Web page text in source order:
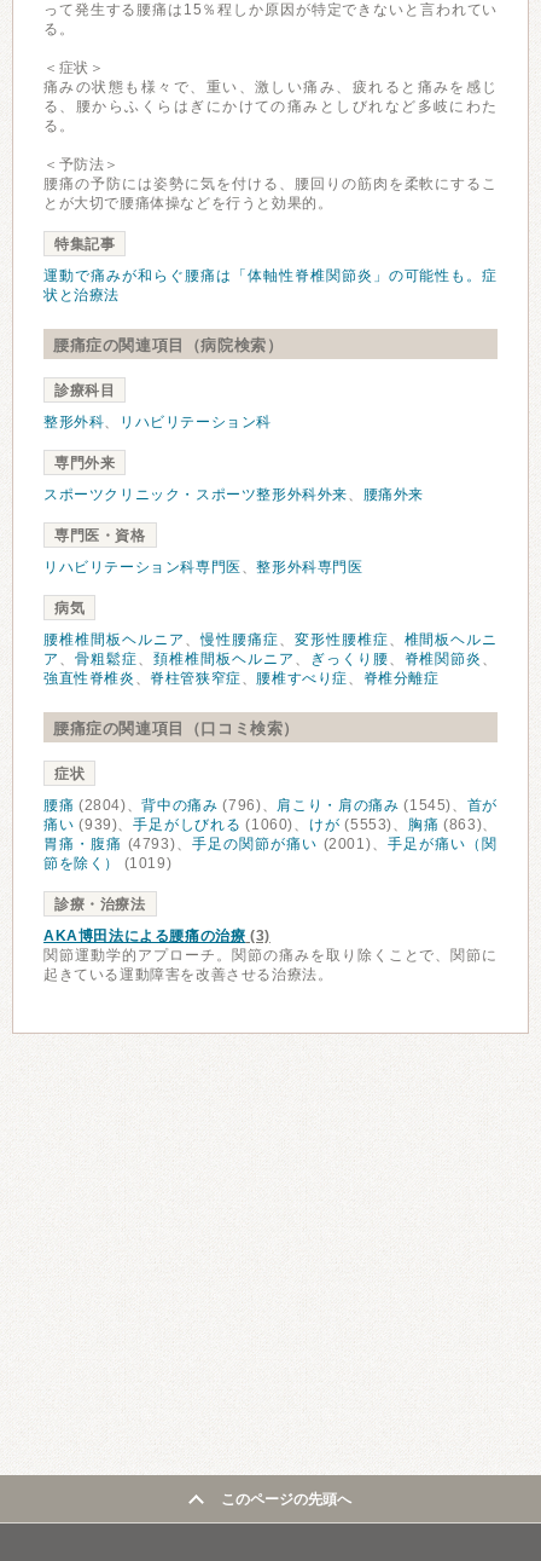
って発生する腰痛は15％程しか原因が特定できないと言われてい
る。
＜症状＞
痛みの状態も様々で、重い、激しい痛み、疲れると痛みを感じ
る、腰からふくらはぎにかけての痛みとしびれなど多岐にわた
る。
＜予防法＞
腰痛の予防には姿勢に気を付ける、腰回りの筋肉を柔軟にするこ
とが大切で腰痛体操などを行うと効果的。
特集記事
運動で痛みが和らぐ腰痛は「体軸性脊椎関節炎」の可能性も。症
状と治療法
腰痛症の関連項目（病院検索）
診療科目
整形外科、 リハビリテーション科
専門外来
スポーツクリニック・スポーツ整形外科外来、 腰痛外来
専門医・資格
リハビリテーション科専門医 、整形外科専門医
病気
腰椎椎間板ヘルニア 、慢性腰痛症、 変形性腰椎症、 椎間板ヘルニ
ア 、 骨粗鬆症、 頚椎椎間板ヘルニア 、 ぎっくり腰、 脊椎関節炎 、
強直性脊椎炎 、 脊柱管狭窄症、 腰椎すべり症、 脊椎分離症
腰痛症の関連項目（口コミ検索）
症状
腰痛 (2804)、背中の痛み (796)、 肩こり・肩の痛み (1545)、 首が
痛い (939)、手足がしびれる (1060)、 けが (5553)、 胸痛 (863)、
胃痛・腹痛 (4793)、 手足の関節が痛い (2001)、 手足が痛い（関
節を除く）
(1019)
診療・治療法
AKA博田法による腰痛の治療 (3)
関節運動学的アプローチ。関節の痛みを取り除くことで、関節に
起きている運動障害を改善させる治療法。
このページの先頭へ